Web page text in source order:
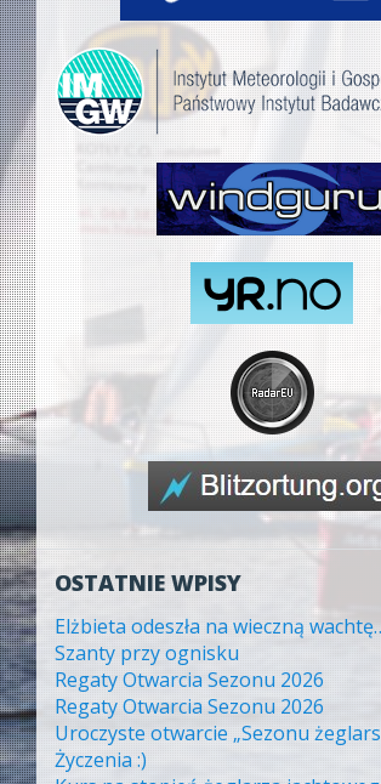
OSTATNIE WPISY
Elżbieta odeszła na wieczną
Szanty przy ognisku
Regaty Otwarcia Sezonu 2026
Regaty Otwarcia Sezonu 2026
Uroczyste otwarcie „Sezonu
Życzenia :)